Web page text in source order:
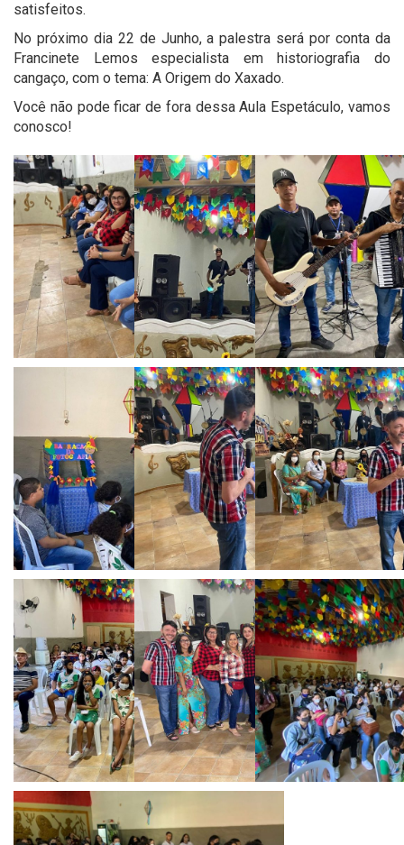
satisfeitos.
No próximo dia 22 de Junho, a palestra será por conta da
Francinete Lemos especialista em historiografia do
cangaço, com o tema: A Origem do Xaxado.
Você não pode ficar de fora dessa Aula Espetáculo, vamos
conosco!